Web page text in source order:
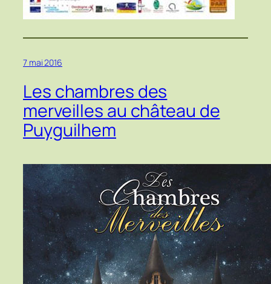
7 mai 2016
Les chambres des
merveilles au château de
Puyguilhem